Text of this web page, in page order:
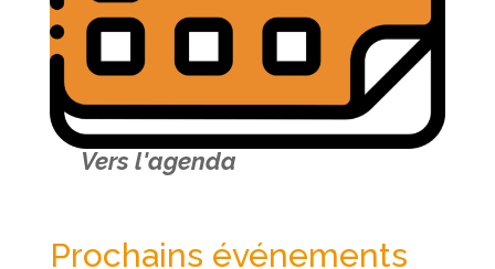
Vers l'agenda
Prochains événements